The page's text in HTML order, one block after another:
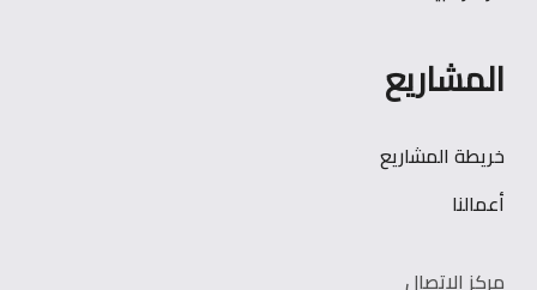
المشاريع
خريطة المشاريع
أعمالنا
مركز الاتصال